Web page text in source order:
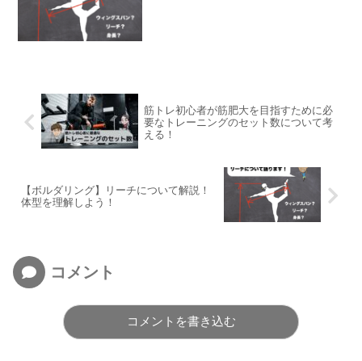
筋トレ初心者が筋肥大を目指すために必
要なトレーニングのセット数について考
える！
【ボルダリング】リーチについて解説！
体型を理解しよう！
コメント
コメントを書き込む